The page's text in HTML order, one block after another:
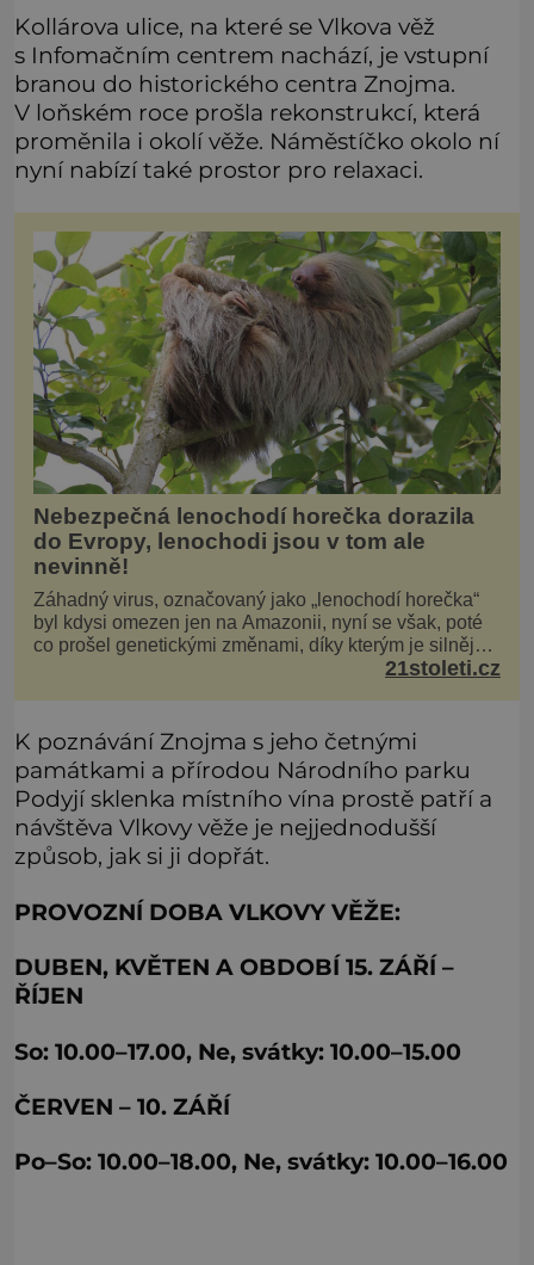
Kollárova ulice, na které se Vlkova věž
s Infomačním centrem nachází, je vstupní
branou do historického centra Znojma.
V loňském roce prošla rekonstrukcí, která
proměnila i okolí věže. Náměstíčko okolo ní
nyní nabízí také prostor pro relaxaci.
Nebezpečná lenochodí horečka dorazila
do Evropy, lenochodi jsou v tom ale
nevinně!
Záhadný virus, označovaný jako „lenochodí horečka“
byl kdysi omezen jen na Amazonii, nyní se však, poté
co prošel genetickými změnami, díky kterým je silnější,
šíří po celé Americe a první případy se objevily už i v
21stoleti.cz
K poznávání Znojma s jeho četnými
památkami a přírodou Národního parku
Podyjí sklenka místního vína prostě patří a
návštěva Vlkovy věže je nejjednodušší
způsob, jak si ji dopřát.
PROVOZNÍ DOBA VLKOVY VĚŽE:
DUBEN, KVĚTEN A OBDOBÍ 15. ZÁŘÍ –
ŘÍJEN
So: 10.00–17.00, Ne, svátky: 10.00–15.00
ČERVEN – 10. ZÁŘÍ
Po–So: 10.00–18.00, Ne, svátky: 10.00–16.00